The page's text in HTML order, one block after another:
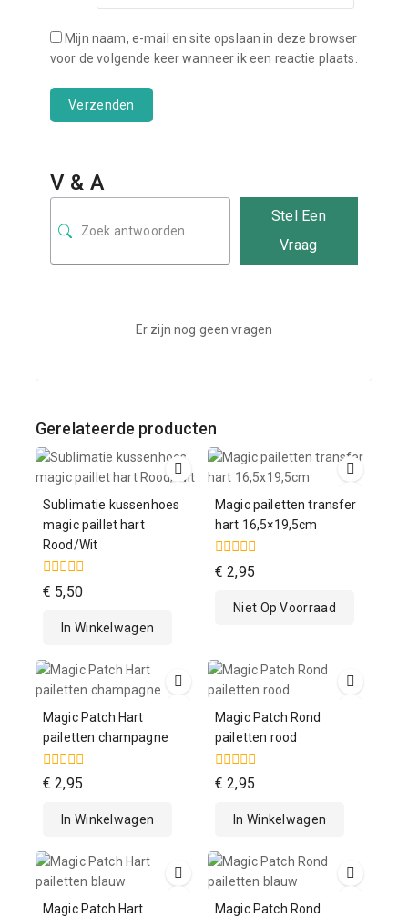
Mijn naam, e-mail en site opslaan in deze browser
voor de volgende keer wanneer ik een reactie plaats.
V & A
Stel Een
Vraag
Er zijn nog geen vragen
Gerelateerde producten
Sublimatie kussenhoes
magic paillet hart
Rood/Wit
0
van
€ 5,50
In Winkelwagen
Magic pailetten transfer
hart 16,5×19,5cm
0
van
€ 2,95
Niet Op Voorraad
Magic Patch Hart
pailetten champagne
0
van
€ 2,95
In Winkelwagen
Magic Patch Rond
pailetten rood
0
van
€ 2,95
In Winkelwagen
Magic Patch Hart
Magic Patch Rond